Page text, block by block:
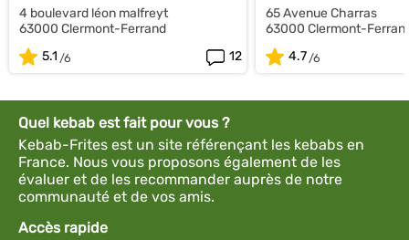
4 boulevard léon malfreyt
63000 Clermont-Ferrand
5.1
12
65 Avenue Charras
63000 Clermont-
4.7
Quel kebab est fait pour vous ?
Kebab-Frites est un site référençant les kebabs en
France. Nous vous proposons également de les
évaluer et de les recommander auprès de notre
communauté et de vos amis.
Accès rapide